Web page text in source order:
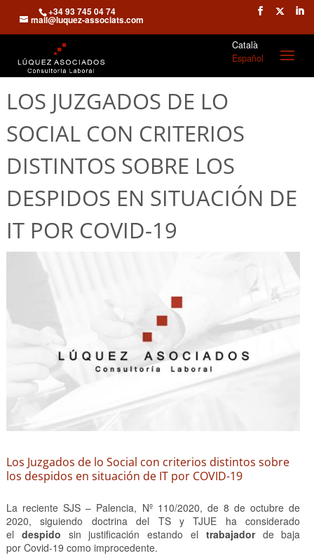
+34 93 745 04 74
mail@luquez-associats.com
Català
Español
LOS JUZGADOS DE LO
SOCIAL CON CRITERIOS
DISTINTOS SOBRE LOS
DESPIDOS EN SITUACIÓN DE
IT POR COVID-19
Los Juzgados de lo Social con criterios distintos sobre
los despidos en situación de IT por COVID-19
La reciente SJS – Palencia, Nº 110/2020, de 8 de octubre de
2020, siguiendo doctrina del TS y TJUE ha considerado
el despido sin justificación estando el trabajadorde baja
por Covid-19 como improcedente.